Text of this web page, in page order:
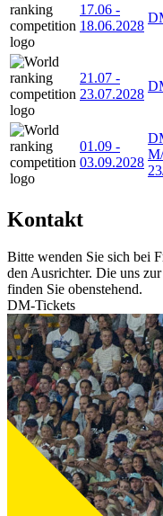
17.06 -
18.06.2028
21.07 -
23.07.2028
01.09 -
03.09.2028
Kontakt
Bitte wenden Sie sich bei
den Ausrichter. Die uns
finden Sie obenstehend.
DM-Tickets